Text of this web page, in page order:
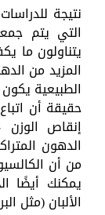
نتيجة
التي يتم
يتناولون ما
المزيد من
الطبيعية
حقيقة أن
إنقاص
الدهون
من أن
يمكنك أيضًا
الألبان (مثل